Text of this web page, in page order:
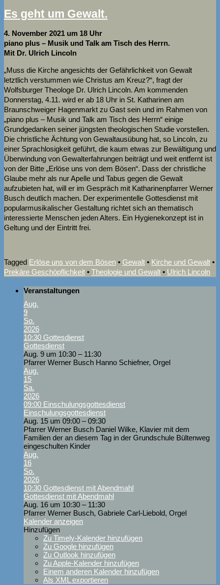
Es geht um Gewalt.
4. November 2021 um 18 Uhr
piano plus – Musik und Talk am Tisch des Herrn.
Mit Dr. Ulrich Lincoln
„Muss die Kirche angesichts der Gefährlichkeit von Gewalt
letztlich verstummen wie Christus am Kreuz?“, fragt der
Wolfsburger Theologe Dr. Ulrich Lincoln. Am kommenden
Donnerstag, 4.11. wird er ab 18 Uhr in St. Katharinen am
Braunschweiger Hagenmarkt zu Gast sein und im Rahmen von
„piano plus – Musik und Talk am Tisch des Herrn“ einige
Grundgedanken seiner jüngsten theologischen Studie vorstellen.
Die christliche Ächtung von Gewaltausübung hat, so Lincoln, zu
einer Sprachlosigkeit geführt, die kaum etwas zur Bewältigung und
Überwindung von Gewalterfahrungen beiträgt und weit entfernt ist
von der Bitte „Erlöse uns von dem Bösen“. Dass der christliche
Glaube mehr als nur Apelle und Tabus gegen die Gewalt
aufzubieten hat, will er im Gespräch mit Katharinenpfarrer Werner
Busch deutlich machen. Der experimentelle Gottesdienst mit
popularmusikalischer Gestaltung richtet sich an thematisch
interessierte Menschen jeden Alters. Ein Hygienekonzept ist in
Geltung und der Eintritt frei.
Tagged Erlöse uns von dem Bösen • Gewalt • Kirche und Gewalt •
Prekäre Geschöpflichkeit • Theologie und Gewalt • Ulrich Lincoln
Veranstaltungen
Aug.
9
So.
2026
10:30 Gottesdienst
Gottesdienst
Aug. 9 um 10:30 – 11:30
Pfarrer Werner Busch Hanno Schiefner, Orgel
Aug.
15
Sa.
2026
09:00 Einschulungsgottesdienst
Einschulungsgottesdienst
Aug. 15 um 09:00 – 09:30
Pfarrer Werner Busch Daniel Wilke, Klavier mit dem
Familien der an diesem Tag in der Grundschule Bültenweg
eingeschulten Kinder
Aug.
16
So.
2026
10:30 Gottesdienst mit Abendmahl
Gottesdienst mit Abendmahl
Aug. 16 um 10:30 – 11:30
Pfarrer Werner Busch, Gabriele Carl-Liebold, Orgel
Kalender anzeigen
Hinzufügen
Zu Timely-Kalender hinzufügen
Zu Google hinzufügen
Zu Outlook hinzufügen
Zu Apple-Kalender hinzufügen
Einem anderen Kalender hinzufügen
Als XML exportieren